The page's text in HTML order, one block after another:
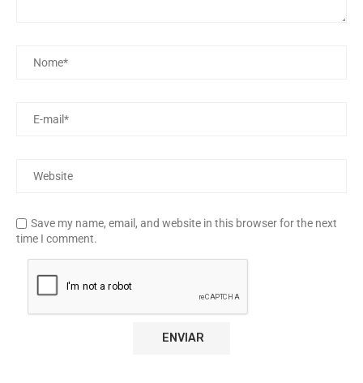
Save my name, email, and website in this browser for the next
time I comment.